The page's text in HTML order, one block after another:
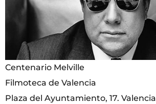
Centenario Melville
Filmoteca de Valencia
Plaza del Ayuntamiento, 17. Valencia